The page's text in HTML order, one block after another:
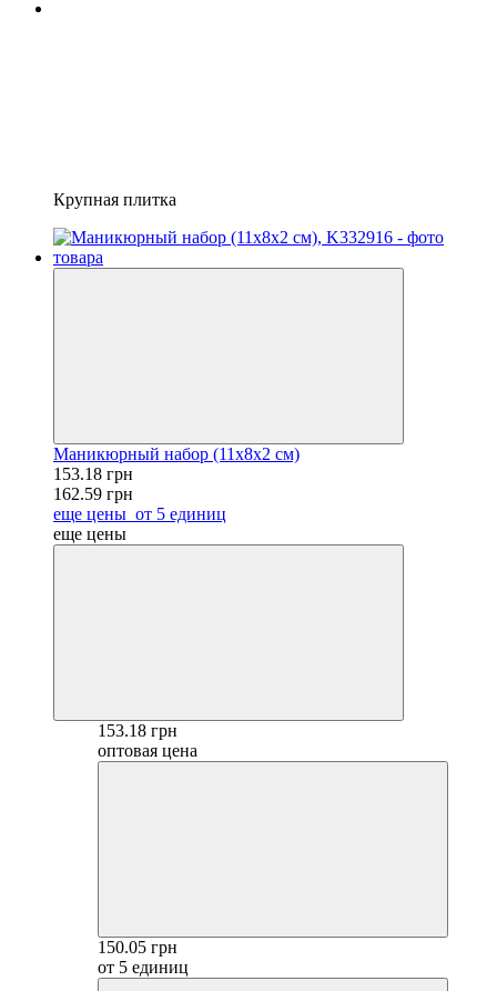
Крупная плитка
Маникюрный набор (11х8х2 см)
153.18 грн
162.59 грн
еще цены от 5 единиц
еще цены
153.18 грн
оптовая цена
150.05 грн
от 5 единиц